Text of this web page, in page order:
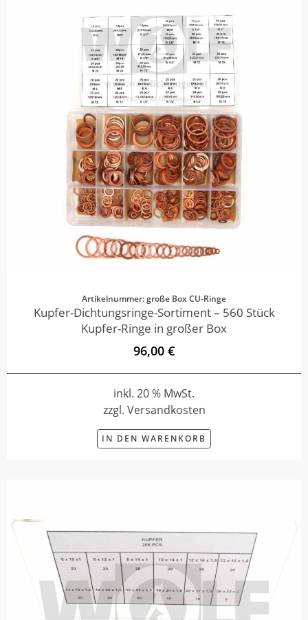
Artikelnummer: große Box CU-Ringe
Kupfer-Dichtungsringe-Sortiment – 560 Stück
Kupfer-Ringe in großer Box
96,00 €
inkl. 20 % MwSt.
zzgl. Versandkosten
IN DEN WARENKORB